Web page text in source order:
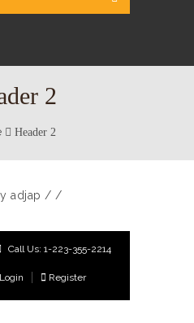
2
Header 2
adjap / /
Call Us: 1-223-355-2214
Register